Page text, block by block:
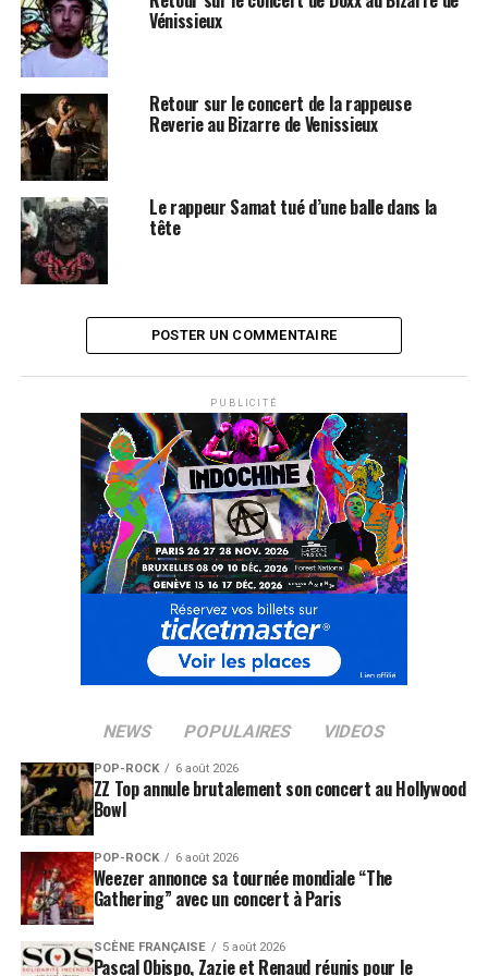
bonnes productions. La carrière du rappeur n’a donc
rien d’une boutade : le monde lui appartient bien.
LE PREMIER ALBUM DE RICH THE KID EST
DISPONIBLE SURITUNESET AMAZON
SUJETS ASSOCIÉS:
Vénissieux
Retour sur le concert de la rappeuse
Reverie au Bizarre de Venissieux
Le rappeur Samat tué d’une balle dans la
tête
POSTER UN COMMENTAIRE
PUBLICITÉ
NEWS POPULAIRES VIDEOS
POP-ROCK 6 août 2026
ZZ Top annule brutalement son concert au Hollywood
Bowl
POP-ROCK 6 août 2026
Weezer annonce sa tournée mondiale “The
Gathering” avec un concert à Paris
SCÈNE FRANÇAISE 5 août 2026
Pascal Obispo, Zazie et Renaud réunis pour le